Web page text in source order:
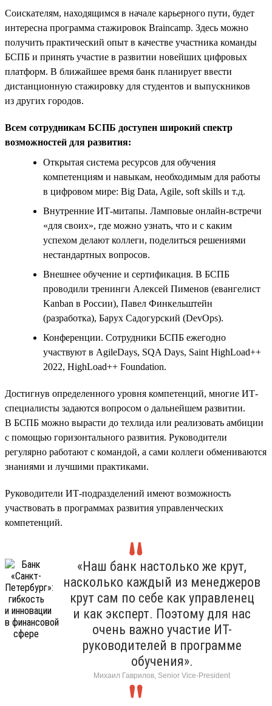
Соискателям, находящимся в начале карьерного пути, будет
интересна программа стажировок Braincamp. Здесь можно
получить практический опыт в качестве участника команды
БСПБ и принять участие в развитии новейших цифровых
платформ. В ближайшее время банк планирует ввести
дистанционную стажировку для студентов и выпускников
из других городов.
Всем сотрудникам БСПБ доступен широкий спектр
возможностей для развития:
Открытая система ресурсов для обучения
компетенциям и навыкам, необходимым для работы
в цифровом мире: Big Data, Agile, soft skills и т.д.
Внутренние ИТ-митапы. Ламповые онлайн-встречи
«для своих», где можно узнать, что и с каким
успехом делают коллеги, поделиться решениями
нестандартных вопросов.
Внешнее обучение и сертификация. В БСПБ
проводили тренинги Алексей Пименов (евангелист
Kanban в России), Павел Финкельштейн
(разработка), Барух Садогурский (DevOps).
Конференции. Сотрудники БСПБ ежегодно
участвуют в AgileDays, SQA Days, Saint HighLoad++
2022, HighLoad++ Foundation.
Достигнув определенного уровня компетенций, многие ИТ-
специалисты задаются вопросом о дальнейшем развитии.
В БСПБ можно вырасти до техлида или реализовать амбиции
с помощью горизонтального развития. Руководители
регулярно работают с командой, а сами коллеги обмениваются
знаниями и лучшими практиками.
Руководители ИТ-подразделений имеют возможность
участвовать в программах развития управленческих
компетенций.
«Наш банк настолько же крут,
насколько каждый из менеджеров
крут сам по себе как управленец
и как эксперт. Поэтому для нас
очень важно участие ИТ-
руководителей в программе
обучения».
Михаил Гаврилов, Senior Vice-President